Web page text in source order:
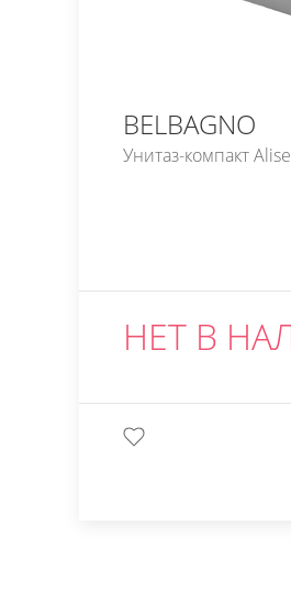
BELBAGNO
Унитаз-компакт Alise
НЕТ В